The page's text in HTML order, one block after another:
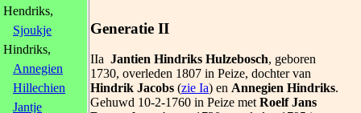
Generatie II
IIa Jantien Hindriks Hulzebosch, geboren
1730, overleden 1807 in Peize, dochter van
Hindrik Jacobs (zie Ia) en Annegien Hindriks.
Gehuwd 10-2-1760 in Peize met Roelf Jans
Hendriks,
Sjoukje
Hindriks,
Annegien
Hillechien
Jantje